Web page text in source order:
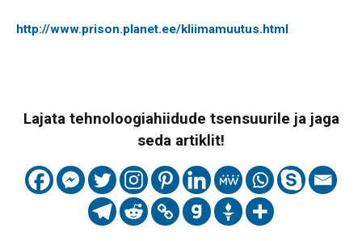
http://www.prison.planet.ee/kliimamuutus.html
Lajata tehnoloogiahiidude tsensuurile ja jaga
seda artiklit!